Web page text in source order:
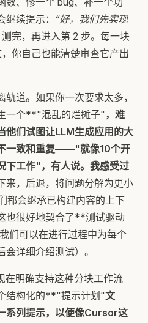
续提示： “好，我们先实现
完，再进入第 2 步。每一块
你自己也能清楚审查它产出
道。如果你一次要求太多，
一个**"混乱的烂摊子" ，难
他们试图让LLM生成应用的大
一致和重复——"就像10个开
下工作"，有人说。我感受过
来，后退，将问题分解为更小
都会继承已构建内容的上下
也很好地契合了**测试驱动
可以在进行过程中为每个
详细介绍测试）。
在明确支持这种分块工作流
结构化的**"提示计划"文
系列提示，以便像Cursor这